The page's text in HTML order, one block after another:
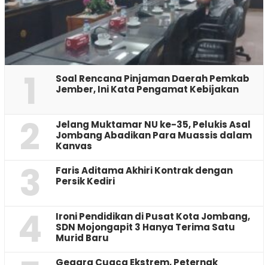
1
‎Soal Rencana Pinjaman Daerah Pemkab
Jember, Ini Kata Pengamat Kebijakan ‎
2
Jelang Muktamar NU ke-35, Pelukis Asal
Jombang Abadikan Para Muassis dalam
Kanvas
3
Faris Aditama Akhiri Kontrak dengan
Persik Kediri
4
Ironi Pendidikan di Pusat Kota Jombang,
SDN Mojongapit 3 Hanya Terima Satu
Murid Baru
‎Gegara Cuaca Ekstrem, Peternak